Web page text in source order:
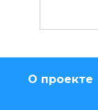
О проекте